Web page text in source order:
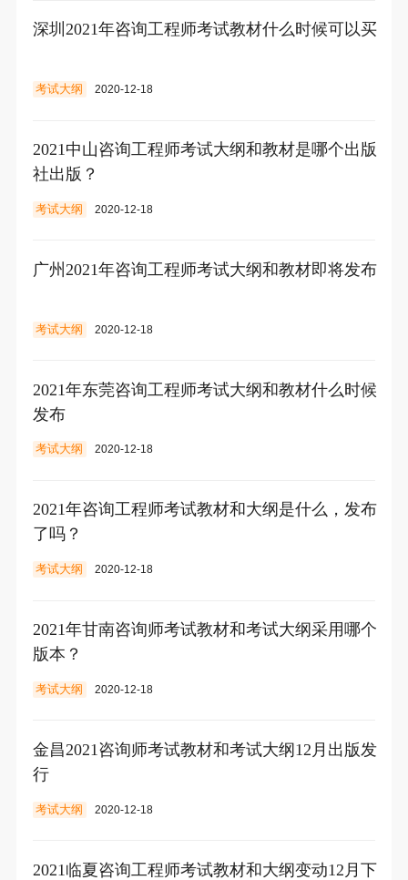
深圳2021年咨询工程师考试教材什么时候可以买
考试大纲 2020-12-18
2021中山咨询工程师考试大纲和教材是哪个出版
社出版？
考试大纲 2020-12-18
广州2021年咨询工程师考试大纲和教材即将发布
考试大纲 2020-12-18
2021年东莞咨询工程师考试大纲和教材什么时候
发布
考试大纲 2020-12-18
2021年咨询工程师考试教材和大纲是什么，发布
了吗？
考试大纲 2020-12-18
2021年甘南咨询师考试教材和考试大纲采用哪个
版本？
考试大纲 2020-12-18
金昌2021咨询师考试教材和考试大纲12月出版发
行
考试大纲 2020-12-18
2021临夏咨询工程师考试教材和大纲变动12月下